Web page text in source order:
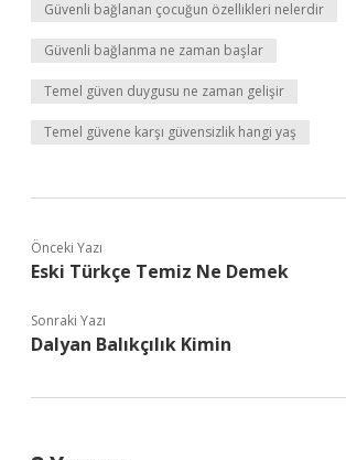
Güvenli bağlanan çocuğun özellikleri nelerdir
Güvenli bağlanma ne zaman başlar
Temel güven duygusu ne zaman gelişir
Temel güvene karşı güvensizlik hangi yaş
Önceki Yazı
Eski Türkçe Temiz Ne Demek
Sonraki Yazı
Dalyan Balıkçılık Kimin